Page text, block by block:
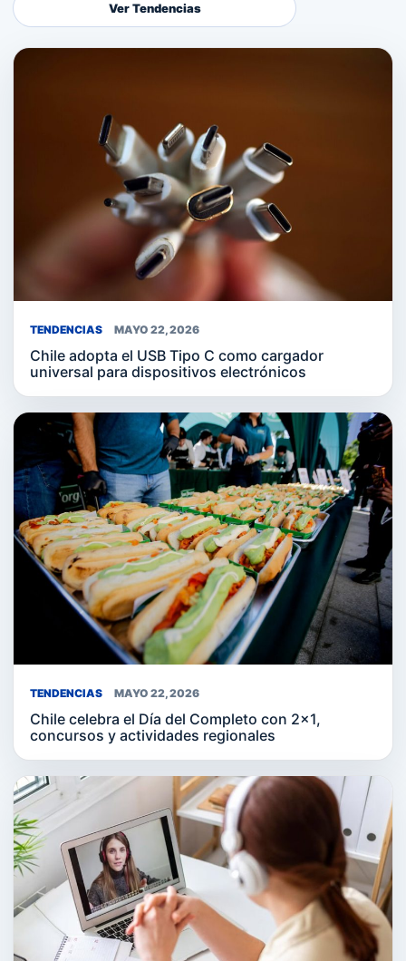
Ver Tendencias
TENDENCIAS MAYO 22, 2026
Chile adopta el USB Tipo C como cargador
universal para dispositivos electrónicos
TENDENCIAS MAYO 22, 2026
Chile celebra el Día del Completo con 2×1,
concursos y actividades regionales